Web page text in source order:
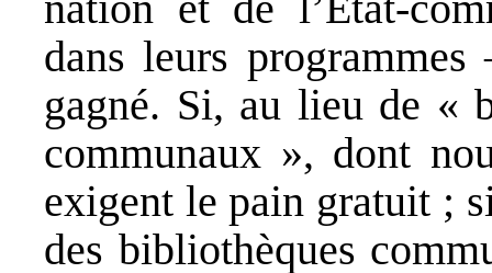
dans leurs
gagné. Si, au lieu de «
communaux », dont
exigent le pain gratuit ;
des bibliothèques